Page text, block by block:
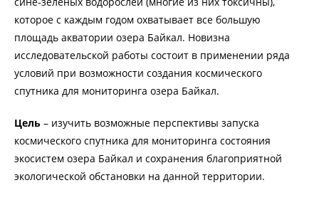
которое с каждым годом охватывает все большую
площадь акватории озера Байкал. Новизна
исследовательской работы состоит в применении ряда
условий при возможности создания космического
спутника для мониторинга озера Байкал.
Цель – изучить возможные перспективы запуска
космического спутника для мониторинга состояния
экосистем озера Байкал и сохранения благоприятной
экологической обстановки на данной территории.